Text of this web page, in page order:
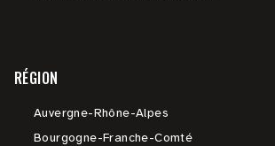
RÉGION
Auvergne-Rhône-Alpes
Bourgogne-Franche-Comté